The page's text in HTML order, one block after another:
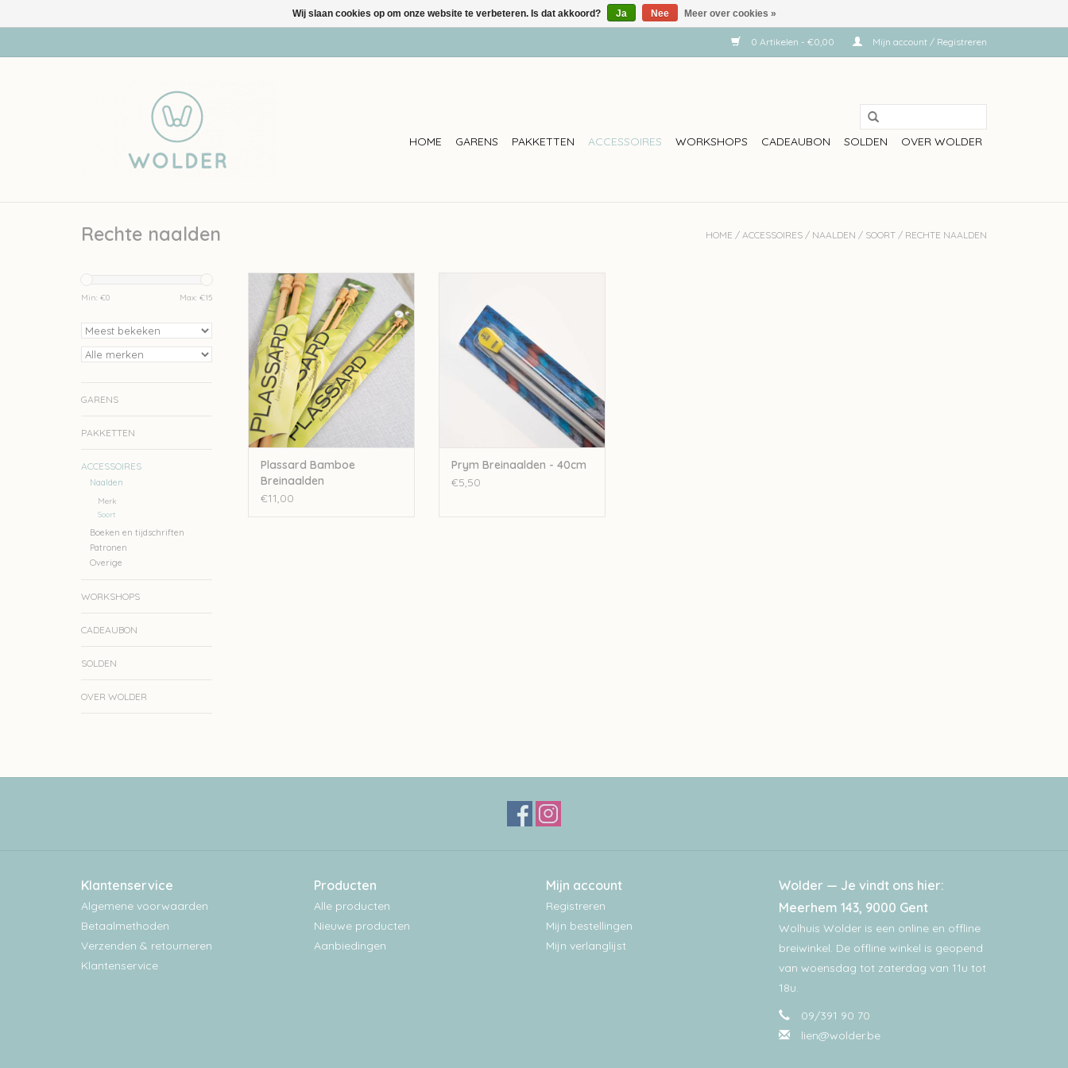
0 Artikelen - €0,00 Mijn account / Registreren
HOME GARENS PAKKETTEN ACCESSOIRES WORKSHOPS CADEAUBON SOLDEN OVER WOLDER
Rechte naalden HOME / ACCESSOIRES / NAALDEN / SOORT / RECHTE NAALDEN
Min: €0 Max: €15
GARENS
PAKKETTEN
ACCESSOIRES
Naalden
Merk
Soort
Boeken en tijdschriften
Patronen
Overige
WORKSHOPS
CADEAUBON
SOLDEN
OVER WOLDER
Plassard Plassard Bamboe
Breinaalden
TOEVOEGEN AAN WINKELWAGEN
Plassard Bamboe
Breinaalden
€11,00
TOEVOEGEN AAN WINKELWAGEN
Prym Breinaalden - 40cm
€5,50
Klantenservice
Algemene voorwaarden
Betaalmethoden
Verzenden & retourneren
Klantenservice
Producten
Alle producten
Nieuwe producten
Aanbiedingen
Mijn account
Registreren
Mijn bestellingen
Mijn verlanglijst
Wolder — Je vindt ons hier:
Meerhem 143, 9000 Gent
Wolhuis Wolder is een online en offline
breiwinkel. De offline winkel is geopend
van woensdag tot zaterdag van 11u tot
18u.
09/391 90 70
lien@wolder.be
Wij slaan cookies op om onze website te verbeteren. Is dat akkoord? Ja Nee Meer over cookies »